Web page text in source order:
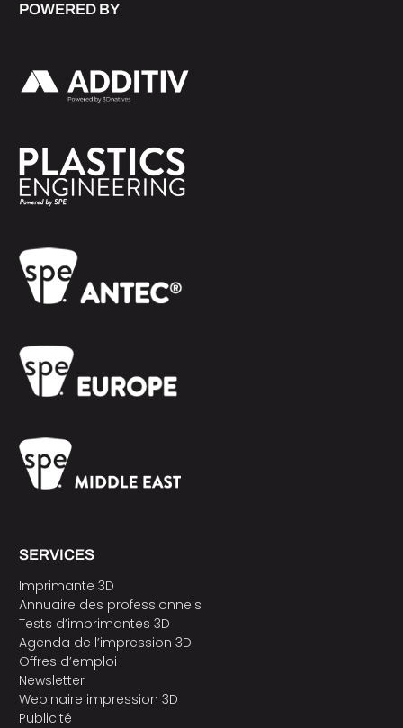
POWERED BY
SERVICES
Imprimante 3D
Annuaire des professionnels
Tests d’imprimantes 3D
Agenda de l’impression 3D
Offres d’emploi
Newsletter
Webinaire impression 3D
Publicité